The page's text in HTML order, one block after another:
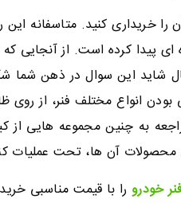
خریداری کنید. متاسفانه
پیدا کرده است. از آنجایی
شاید این سوال در ذهن شما
انواع مختلف فنر، از
به چنین مجموعه هایی
آن ها، تحت عملیات
خودرورا با قیمت مناسبی